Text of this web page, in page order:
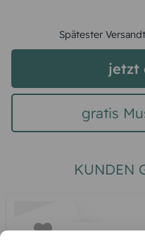
Spätester
jetzt
gratis
KUNDEN